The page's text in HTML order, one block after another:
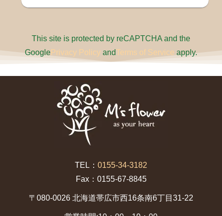
This site is protected by reCAPTCHA and the
GooglePrivacy Policy andTerms of Service apply.
TEL： 0155-34-3182
Fax：0155-67-8845
〒080-0026 北海道帯広市西16条南6丁目31-22